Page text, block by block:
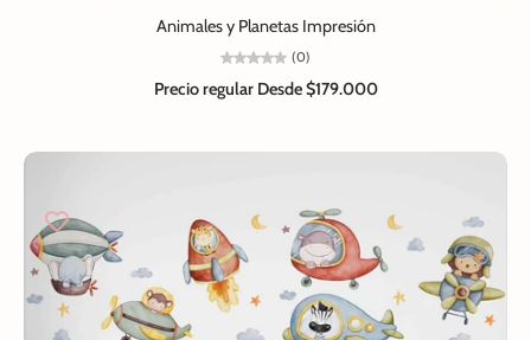
Animales y Planetas Impresión
(0)
Precio regular Desde $179.000